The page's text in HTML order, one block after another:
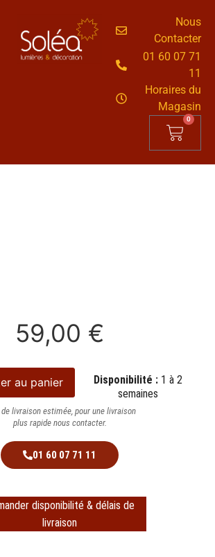
Nous
Contacter
01 60 07 71
11
Horaires du
Magasin
0
59,00 €
au panier Disponibilité : 1 à 2
semaines
de livraison estimée, pour une livraison
plus rapide nous contacter.
01 60 07 71 11
disponibilité & délais de
livraison